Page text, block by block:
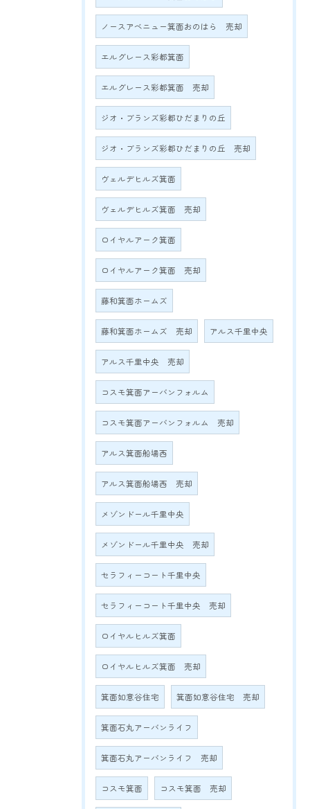
ノースアベニュー箕面おのはら 売却
エルグレース彩都箕面
エルグレース彩都箕面 売却
ジオ・ブランズ彩都ひだまりの丘
ジオ・ブランズ彩都ひだまりの丘 売却
ヴェルデヒルズ箕面
ヴェルデヒルズ箕面 売却
ロイヤルアーク箕面
ロイヤルアーク箕面 売却
藤和箕面ホームズ
藤和箕面ホームズ 売却 アルス千里中央
アルス千里中央 売却
コスモ箕面アーバンフォルム
コスモ箕面アーバンフォルム 売却
アルス箕面船場西
アルス箕面船場西 売却
メゾンドール千里中央
メゾンドール千里中央 売却
セラフィーコート千里中央
セラフィーコート千里中央 売却
ロイヤルヒルズ箕面
ロイヤルヒルズ箕面 売却
箕面如意谷住宅 箕面如意谷住宅 売却
箕面石丸アーバンライフ
箕面石丸アーバンライフ 売却
コスモ箕面 コスモ箕面 売却